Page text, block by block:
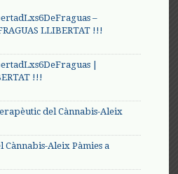
–
LLIBERTAT !!!
|
!!!
del Cànnabis-Aleix
Cànnabis-Aleix Pàmies a